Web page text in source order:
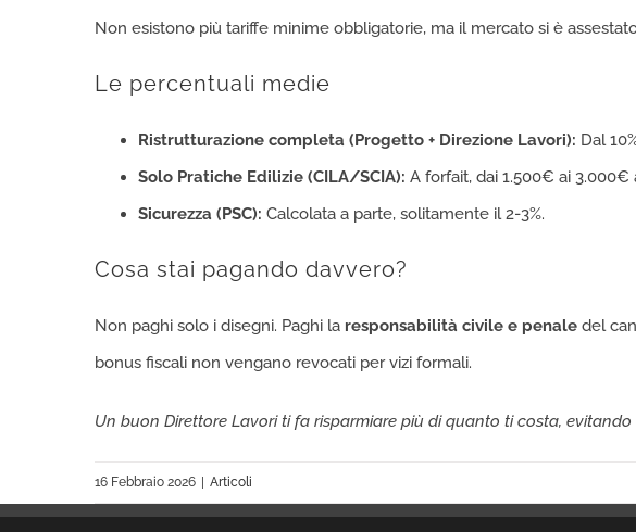
Non esistono più tariffe minime obbligatorie, ma il mercato si è
Le percentuali medie
Ristrutturazione completa (Progetto + Direzione Lavori): Dal
Solo Pratiche Edilizie (CILA/SCIA): A forfait, dai 1.500€ ai
Sicurezza (PSC): Calcolata a parte, solitamente il 2-3%.
Cosa stai pagando davvero?
Non paghi solo i disegni. Paghi la responsabilità civile e penale del
bonus fiscali non vengano revocati per vizi formali.
Un buon Direttore Lavori ti fa risparmiare più di quanto ti costa, evitando
16 Febbraio 2026 Articoli